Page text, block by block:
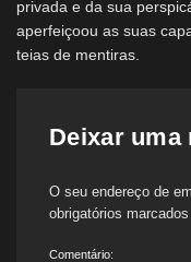
privada e da sua
aperfeiçoou as suas
teias de mentiras.
Deixar uma
O seu endereço de
obrigatórios
Comentário: